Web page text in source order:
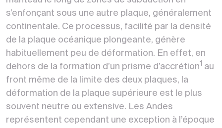
s’enfonçant sous une autre plaque, généralement
continentale. Ce processus, facilité par la densité
de la plaque océanique plongeante, génère
habituellement peu de déformation. En effet, en
dehors de la formation d’un prisme d’accrétion
au
front même de la limite des deux plaques, la
déformation de la plaque supérieure est le plus
souvent neutre ou extensive. Les Andes
représentent cependant une exception à l’époque